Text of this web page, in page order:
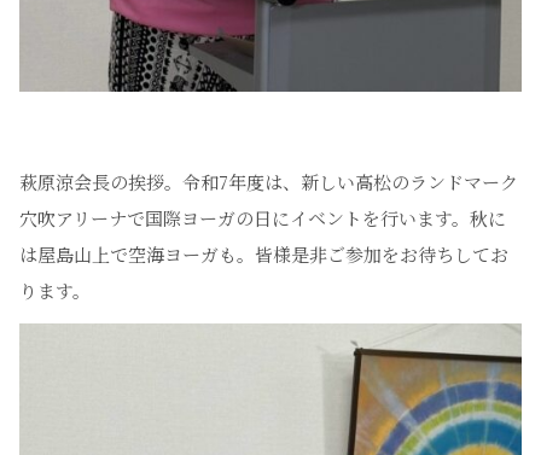
萩原涼会長の挨拶。令和7年度は、新しい高松のランドマーク
穴吹アリーナで国際ヨーガの日にイベントを行います。秋に
は屋島山上で空海ヨーガも。皆様是非ご参加をお待ちしてお
ります。